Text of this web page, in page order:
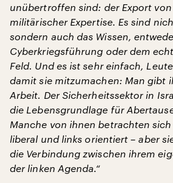
unübertroffen sind: der Export
militärischer Expertise. Es sind
sondern auch das Wissen,
Cyberkriegsführung oder dem
Feld. Und es ist sehr einfach,
damit sie mitzumachen: Man gibt
Arbeit. Der Sicherheitssektor in
die Lebensgrundlage für
Manche von ihnen betrachten
liberal und links orientiert – aber
die Verbindung zwischen ihrem
der linken Agenda.“